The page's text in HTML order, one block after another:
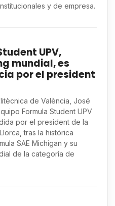
y de empresa.
UPV,
mundial, es
por el president
de València, José
Formula Student UPV
por el president de la
tras la histórica
SAE Michigan y su
de la categoría de